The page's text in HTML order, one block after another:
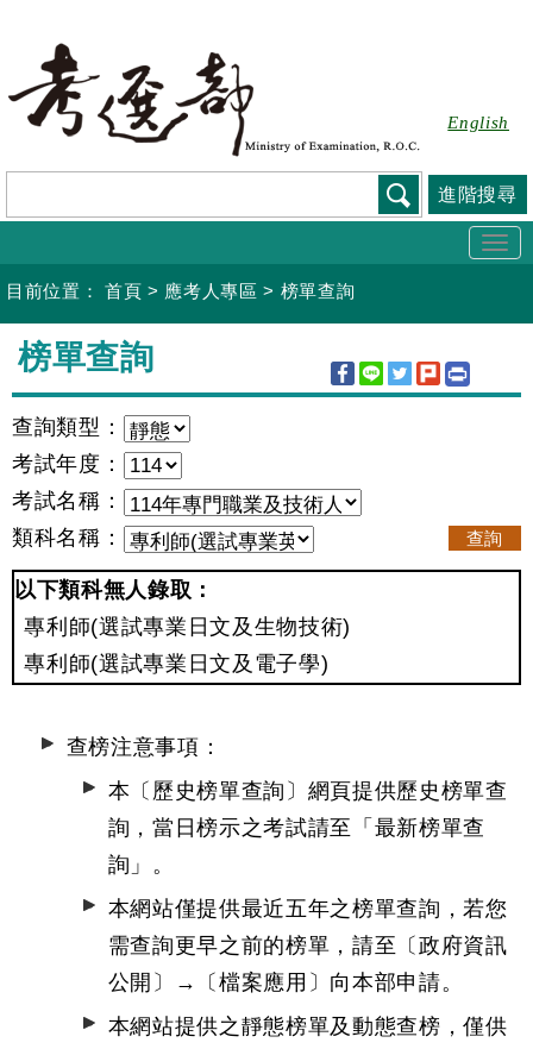
要
容
English
進階搜尋
目前位置： 首頁 > 應考人專區 > 榜單查詢
:::
榜單查詢
查詢類型：
考試年度：
考試名稱：
類科名稱：
查詢
以下類科無人錄取：
專利師(選試專業日文及生物技術)
專利師(選試專業日文及電子學)
查榜注意事項：
本〔歷史榜單查詢〕網頁提供歷史榜單查
詢，當日榜示之考試請至 「最新榜單查
詢」 。
本網站僅提供最近五年之榜單查詢，若您
需查詢更早之前的榜單，請至〔政府資訊
公開〕→
〔檔案應用〕 向本部申請。
本網站提供之靜態榜單及動態查榜，僅供